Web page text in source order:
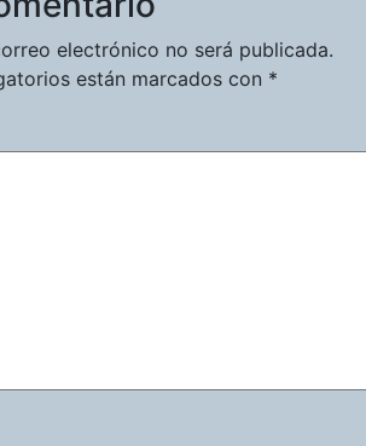
electrónico no será publicada.
están marcados con *